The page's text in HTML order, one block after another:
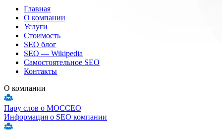
Главная
О компании
Услуги
Стоимость
SEO блог
SEO — Wikipedia
Самостоятельное SEO
Контакты
О компании
Пару слов о МОССЕО
Информация о SEO компании